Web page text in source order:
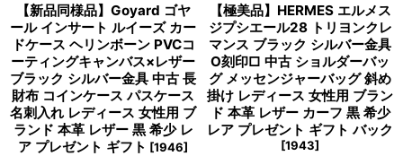
【新品同様品】Goyard ゴヤ
ール インサート ルイーズ カー
ドケース ヘリンボーン PVCコ
ーティングキャンバス×レザー
ブラック シルバー金具 中古 長
財布 コインケース パスケース
名刺入れ レディース 女性用 ブ
ランド 本革 レザー 黒 希少 レ
ア プレゼント ギフト [1946]
【極美品】HERMES エルメス
ジプシエール28 トリヨンクレ
マンス ブラック シルバー金具
O刻印□ 中古 ショルダーバッ
グ メッセンジャーバッグ 斜め
掛け レディース 女性用 ブラン
ド 本革 レザー カーフ 黒 希少
レア プレゼント ギフト バック
[1943]